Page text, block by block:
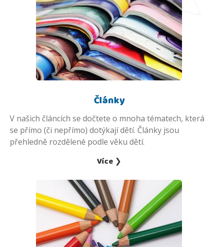
Články
V našich článcích se dočtete o mnoha tématech, která
se přímo (či nepřímo) dotýkají dětí. Články jsou
přehledně rozdělené podle věku dětí.
Více ❯